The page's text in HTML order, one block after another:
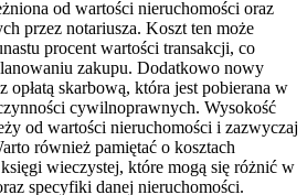
od wartości nieruchomości oraz
przez notariusza. Koszt ten może
procent wartości transakcji, co
zakupu. Dodatkowo nowy
opłatą skarbową, która jest pobierana w
cywilnoprawnych. Wysokość
od wartości nieruchomości i zazwyczaj
również pamiętać o kosztach
wieczystej, które mogą się różnić w
specyfiki danej nieruchomości.